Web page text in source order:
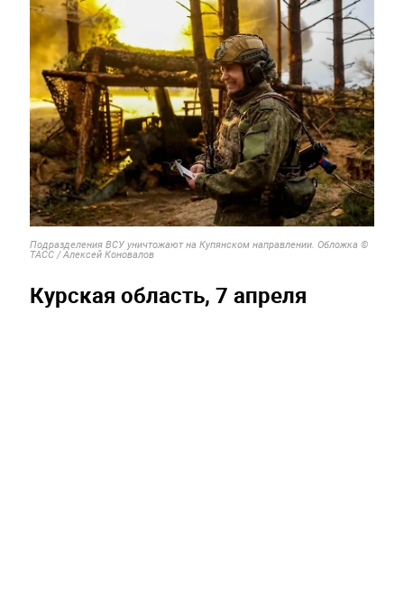
Подразделения ВСУ уничтожают на Купянском направлении. Обложка ©
ТАСС / Алексей Коновалов
Курская область, 7 апреля